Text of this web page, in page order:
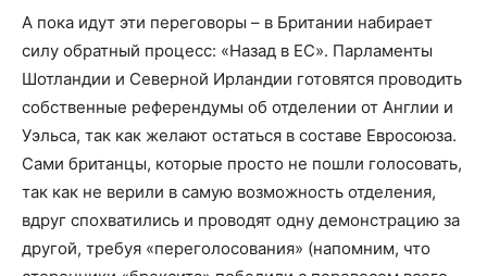
А пока идут эти переговоры – в Британии набирает
силу обратный процесс: «Назад в ЕС». Парламенты
Шотландии и Северной Ирландии готовятся проводить
собственные референдумы об отделении от Англии и
Уэльса, так как желают остаться в составе Евросоюза.
Сами британцы, которые просто не пошли голосовать,
так как не верили в самую возможность отделения,
вдруг спохватились и проводят одну демонстрацию за
другой, требуя «переголосования» (напомним, что